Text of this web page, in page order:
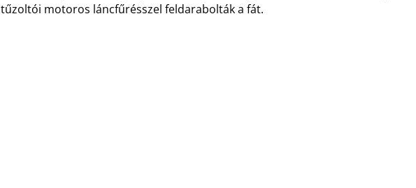
tűzoltói motoros láncfűrésszel feldarabolták a fát.